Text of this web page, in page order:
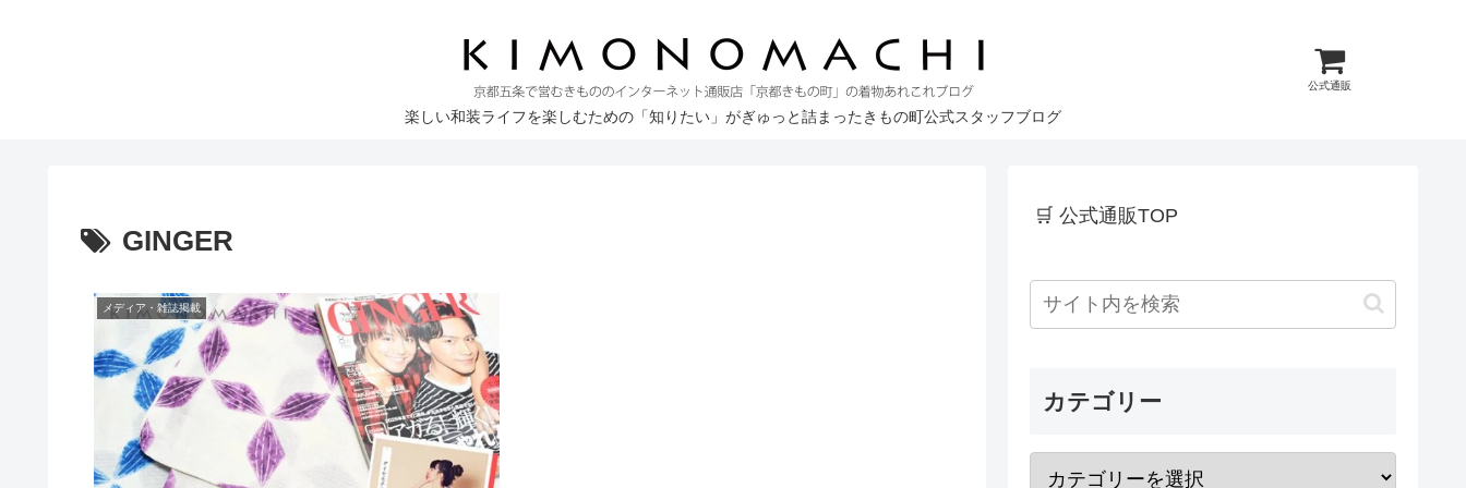
公式通販
楽しい和装ライフを楽しむための「知りたい」がぎゅっと詰まったきもの町公式スタッフブログ
GINGER
メディア・雑誌掲載
🛒 公式通販TOP
カテゴリー